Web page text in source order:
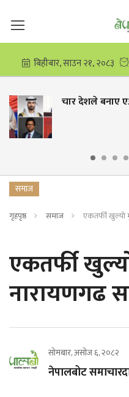
चार देशले बनाए एआई मन्त्री
समाज
गृहपृष्ठ समाज एकतर्फी खुल्यो
एकतर्फी
नारायणगढ
सोमबार, असोज ६, २०८२
नेपालबोट